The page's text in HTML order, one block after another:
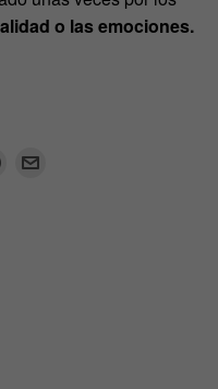
o las emociones.